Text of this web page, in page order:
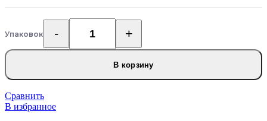
УпаковокКоличество
товара
Кварцвиниловый
ламинат
Icon
Floor
В корзину
Сравнить
В избранное